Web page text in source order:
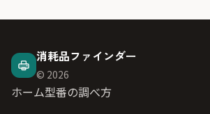
消耗品ファインダー
© 2026
ホーム型番の調べ方